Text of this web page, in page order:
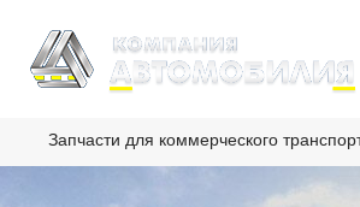
Запчасти для коммерческого